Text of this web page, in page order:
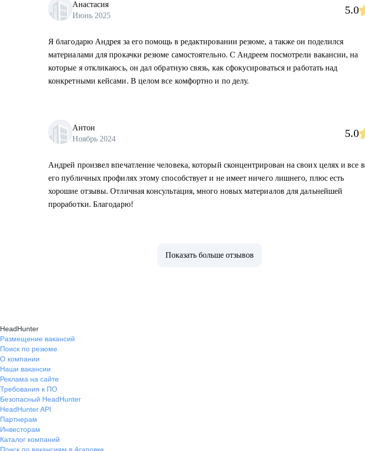
Анастасия
Июнь 2025
5.0
Я благодарю Андрея за его помощь в редактировании резюме, а также он поделился
материалами для прокачки резюме самостоятельно. С Андреем посмотрели вакансии, на
которые я откликаюсь, он дал обратную связь, как сфокусироваться и работать над
конкретными кейсами. В целом все комфортно и по делу.
Антон
Ноябрь 2024
5.0
Андрей произвел впечатление человека, который сконцентрирован на своих целях и все в
его публичных профилях этому способствует и не имеет ничего лишнего, плюс есть
хорошие отзывы. Отличная консультация, много новых материалов для дальнейшей
проработки. Благодарю!
Показать больше отзывов
HeadHunter
Размещение вакансий
Поиск по резюме
О компании
Наши вакансии
Реклама на сайте
Требования к ПО
Безопасный HeadHunter
HeadHunter API
Партнерам
Инвесторам
Каталог компаний